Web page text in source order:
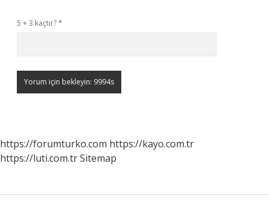
5 + 3 kaçtır?*
https://forumturko.com https://kayo.com.tr
https://luti.com.trSitemap